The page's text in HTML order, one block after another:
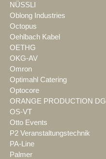
NÜSSLI
Oblong Industries
Octopus
Oehlbach Kabel
OETHG
OKG-AV
Omron
Optimahl Catering
Optocore
ORANGE PRODUCTION DG
OS-VT
Otto Events
P2 Veranstaltungstechnik
PA-Line
Palmer